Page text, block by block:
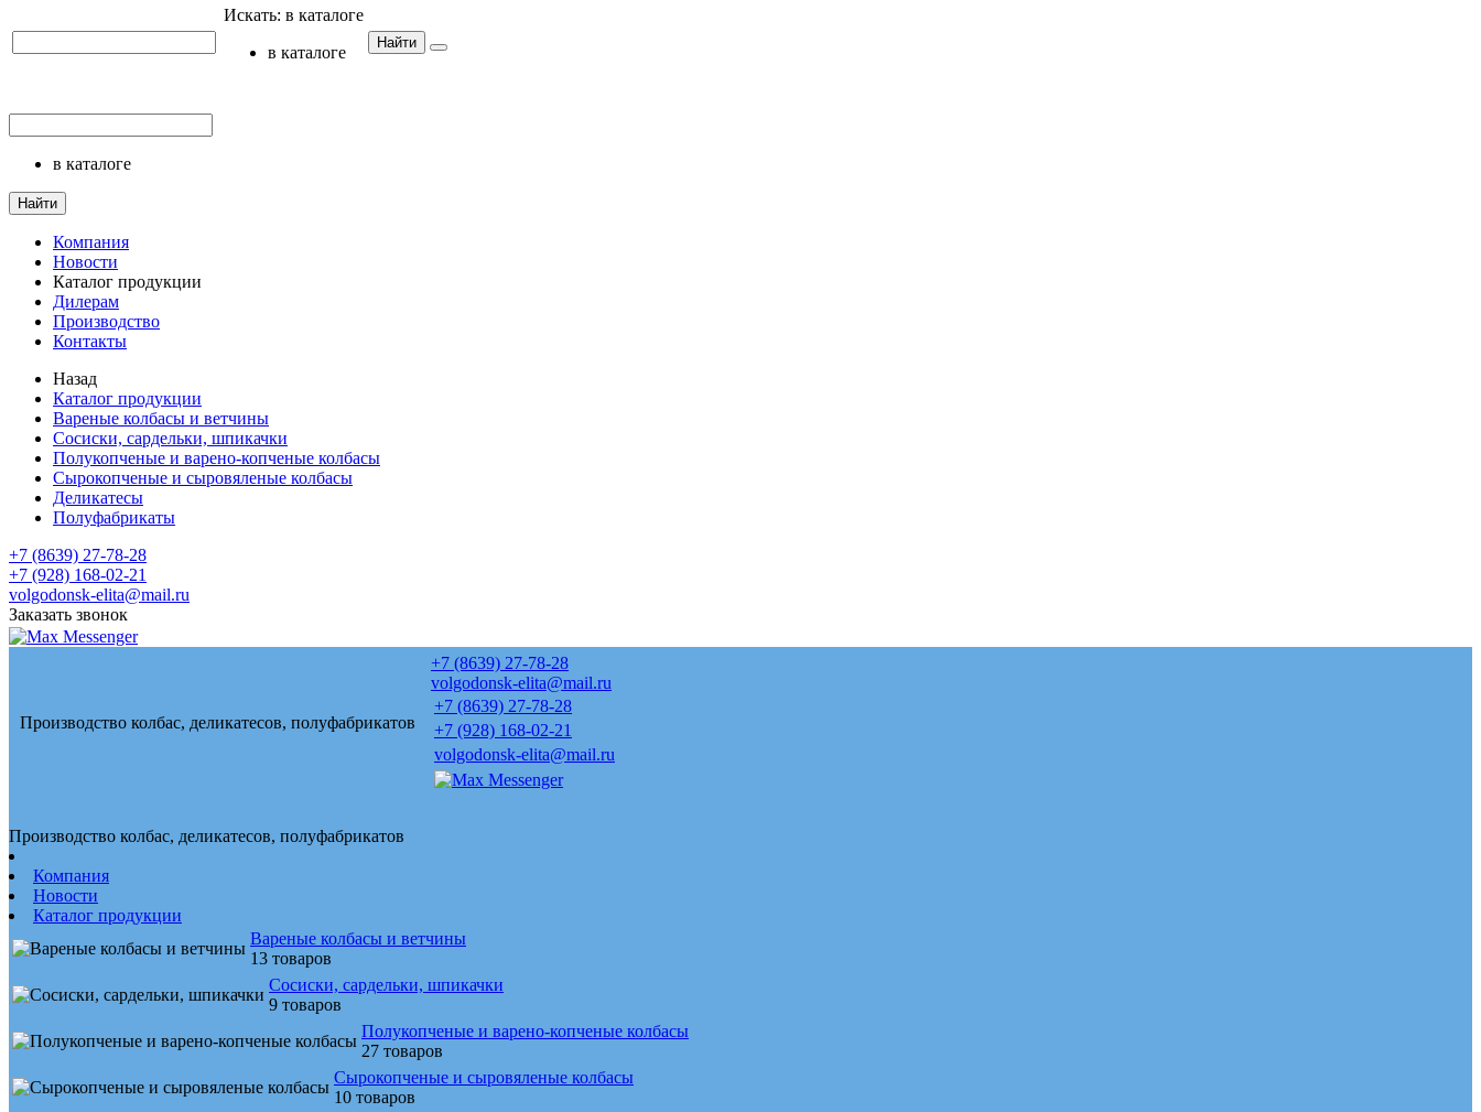
Искать: в каталоге
в каталоге
Найти
в каталоге
Найти
Компания
Новости
Каталог продукции
Дилерам
Производство
Контакты
Назад
Каталог продукции
Вареные колбасы и ветчины
Сосиски, сардельки, шпикачки
Полукопченые и варено-копченые колбасы
Сырокопченые и сыровяленые колбасы
Деликатесы
Полуфабрикаты
+7 (8639) 27-78-28
+7 (928) 168-02-21
volgodonsk-elita@mail.ru
Заказать звонок
Производство колбас, деликатесов, полуфабрикатов
+7 (8639) 27-78-28
volgodonsk-elita@mail.ru
+7 (8639) 27-78-28
+7 (928) 168-02-21
volgodonsk-elita@mail.ru
Производство колбас, деликатесов, полуфабрикатов
Компания
Новости
Каталог продукции
Вареные колбасы и ветчины
13 товаров
Сосиски, сардельки, шпикачки
9 товаров
Полукопченые и варено-копченые колбасы
27 товаров
Сырокопченые и сыровяленые колбасы
10 товаров